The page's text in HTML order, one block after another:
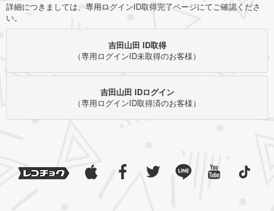
詳細につきましては、専用ログインID取得完了ページにてご確認くださ
い。
吉田山田 ID取得
（専用ログインID未取得のお客様）
吉田山田 IDログイン
（専用ログインID取得済のお客様）